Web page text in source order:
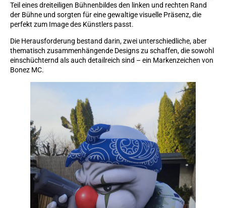
Teil eines dreiteiligen Bühnenbildes den linken und rechten Rand
der Bühne und sorgten für eine gewaltige visuelle Präsenz, die
perfekt zum Image des Künstlers passt.
Die Herausforderung bestand darin, zwei unterschiedliche, aber
thematisch zusammenhängende Designs zu schaffen, die sowohl
einschüchternd als auch detailreich sind – ein Markenzeichen von
Bonez MC.